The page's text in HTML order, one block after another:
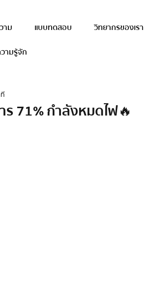
าม แบบทดสอบ
วิทยากรของเรา
ามรู้จัก
71% กำลังหมดไฟ🔥